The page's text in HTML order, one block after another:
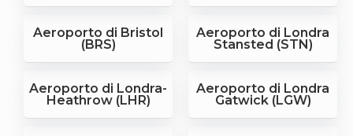
Aeroporto di Bristol
(BRS)
Aeroporto di Londra
Stansted (STN)
Aeroporto di Londra-
Heathrow (LHR)
Aeroporto di Londra
Gatwick (LGW)